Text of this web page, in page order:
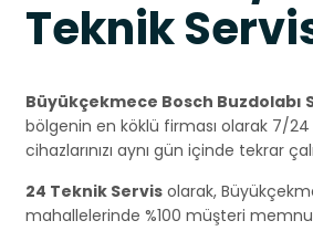
Teknik
Büyükçekmece Bosch Buzdolabı
bölgenin en köklü firması olarak 7/24
cihazlarınızı aynı gün içinde tekrar
24 Teknik Servis olarak,
mahallelerinde %100 müşteri